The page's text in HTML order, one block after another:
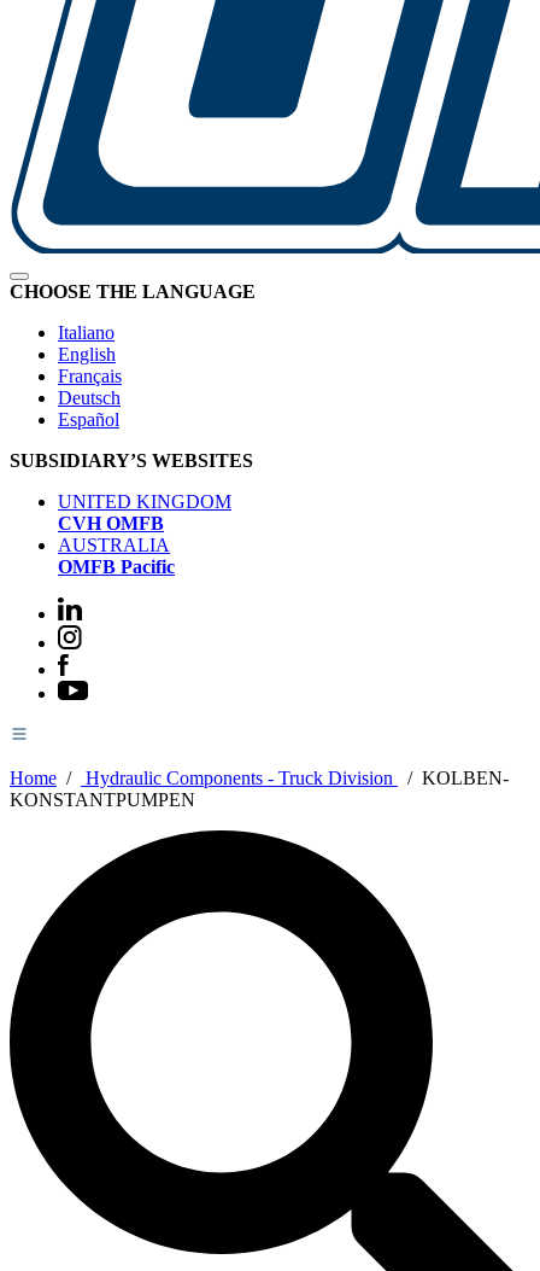
CHOOSE THE LANGUAGE
Italiano
English
Français
Deutsch
Español
SUBSIDIARY’S WEBSITES
UNITED KINGDOM
CVH OMFB
AUSTRALIA
OMFB Pacific
Home / Hydraulic Components - Truck Division / KOLBEN-
KONSTANTPUMPEN